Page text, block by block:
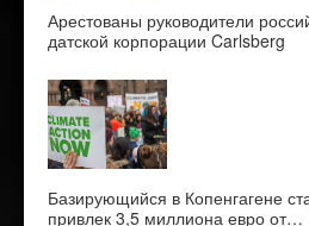
Арестованы руководители
датской корпорации Carlsberg
Базирующийся в Копенгагене
привлек 3,5 миллиона евро от…